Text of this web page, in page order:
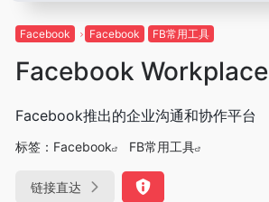
Facebook Facebook FB常用工具
Facebook Workplace
Facebook推出的企业沟通和协作平台
标签： Facebook FB常用工具
链接直达